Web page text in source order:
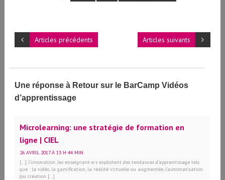
Articles suivants
Articles précédents
Une réponse à Retour sur le BarCamp Vidéos
d’apprentissage
Microlearning: une stratégie de formation en
ligne | CIEL
26 AVRIL 2017 À 13 H 44 MIN
[…] l’innovation, les enseignant∙e∙s exploitent des tendances d’apprentissage tels
que : la vidéo, la gamification, la réalité virtuelle ou augmentée, l’automatisation
(ou création […]